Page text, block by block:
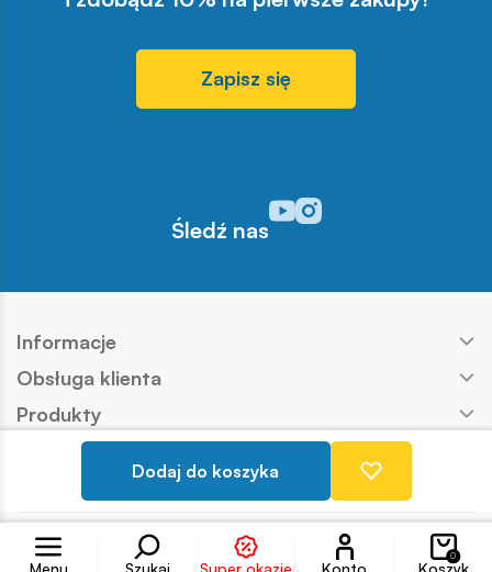
Menu Szukaj Super okazje
Konto
Konto
0
Koszyk
Dodaj do koszyka
Zapisz się
Śledź nas
Odwiedź nasz profil w
Odwiedź nasz profil w
Informacje
Obsługa klienta
Produkty
Kontakt
Copyright © COBI SA Realizacja: Ideo